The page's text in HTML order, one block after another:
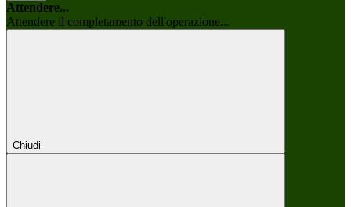
Attendere...
Attendere il completamento dell'operazione...
Chiudi